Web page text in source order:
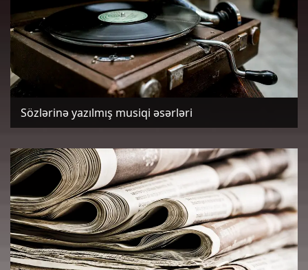
Sözlərinə yazılmış musiqi əsərləri